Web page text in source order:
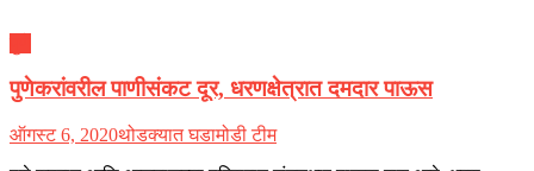
पुणेकरांवरील पाणीसंकट दूर, धरणक्षेत्रात दमदार पाऊस
ऑगस्ट 6, 2020थोडक्यात घडामोडी टीम